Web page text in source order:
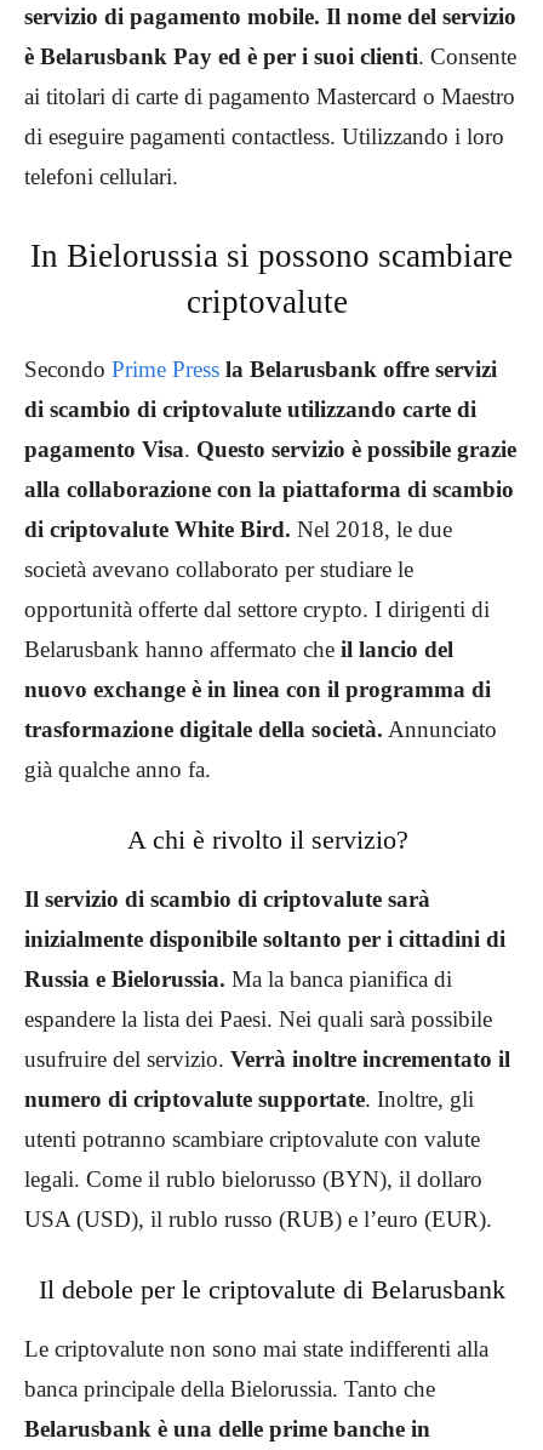
servizio di pagamento mobile. Il nome del servizio
è Belarusbank Pay ed è per i suoi clienti. Consente
ai titolari di carte di pagamento Mastercard o Maestro
di eseguire pagamenti contactless. Utilizzando i loro
telefoni cellulari.
In Bielorussia si possono scambiare
criptovalute
Secondo Prime Press la Belarusbank offre servizi
di scambio di criptovalute utilizzando carte di
pagamento Visa. Questo servizio è possibile grazie
alla collaborazione con la piattaforma di scambio
di criptovalute White Bird. Nel 2018, le due
società avevano collaborato per studiare le
opportunità offerte dal settore crypto. I dirigenti di
Belarusbank hanno affermato che il lancio del
nuovo exchange è in linea con il programma di
trasformazione digitale della società. Annunciato
già qualche anno fa.
A chi è rivolto il servizio?
Il servizio di scambio di criptovalute sarà
inizialmente disponibile soltanto per i cittadini di
Russia e Bielorussia. Ma la banca pianifica di
espandere la lista dei Paesi. Nei quali sarà possibile
usufruire del servizio. Verrà inoltre incrementato il
numero di criptovalute supportate. Inoltre, gli
utenti potranno scambiare criptovalute con valute
legali. Come il rublo bielorusso (BYN), il dollaro
USA (USD), il rublo russo (RUB) e l’euro (EUR).
Il debole per le criptovalute di Belarusbank
Le criptovalute non sono mai state indifferenti alla
banca principale della Bielorussia. Tanto che
Belarusbank è una delle prime banche in